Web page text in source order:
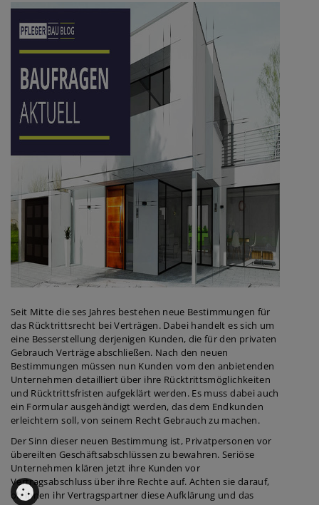
Seit Mitte die ses Jahres bestehen neue Bestimmungen für
das Rücktrittsrecht bei Verträgen. Dabei handelt es sich um
eine Besserstellung derjenigen Kunden, die für den privaten
Gebrauch Verträge abschließen. Nach den neuen
Bestimmungen müssen nun Kunden vom den anbietenden
Unternehmen detailliert über ihre Rücktrittsmöglichkeiten
und Rücktrittsfristen aufgeklärt werden. Es muss dabei auch
ein Formular ausgehändigt werden, das dem Endkunden
erleichtern soll, von seinem Recht Gebrauch zu machen.
Der Sinn dieser neuen Bestimmung ist, Privatpersonen vor
übereilten Geschäftsabschlüssen zu bewahren. Seriöse
Unternehmen klären jetzt ihre Kunden vor
Vertragsabschluss über ihre Rechte auf. Achten sie darauf,
ob ihnen ihr Vertragspartner diese Aufklärung und das